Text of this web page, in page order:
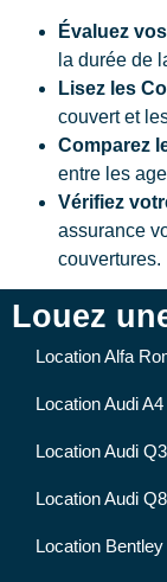
Évaluez
la durée de
Lisez les
couvert et
Comparez
entre les
Vérifiez
assurance
couvertures.
Louez
Location Alfa
Location Audi
Location Audi
Location Audi
Location